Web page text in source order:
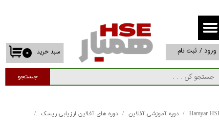
جستجو
۰ سبد خرید ورود / ثبت نام
حساب کاربری من
تغییر گذر واژه
سفارشات
Hamyar دوره آموزشی آفلاین دوره های آفلاین ارزیابی ریسک